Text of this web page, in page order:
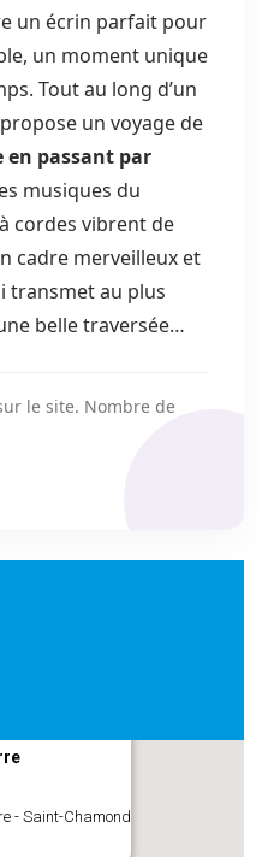
un écrin parfait pour
un moment unique
Tout au long d’un
un voyage de
en passant par
musiques du
cordes vibrent de
cadre merveilleux et
transmet au plus
belle traversée…
le site. Nombre de
- Saint-Chamond